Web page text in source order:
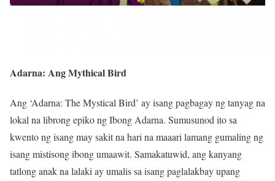
Adarna: Ang Mythical Bird
Ang ‘Adarna: The Mystical Bird’ ay isang pagbagay ng tanyag na
lokal na librong epiko ng Ibong Adarna. Sumusunod ito sa
kwento ng isang may sakit na hari na maaari lamang gumaling ng
isang mistisong ibong umaawit. Samakatuwid, ang kanyang
tatlong anak na lalaki ay umalis sa isang paglalakbay upang